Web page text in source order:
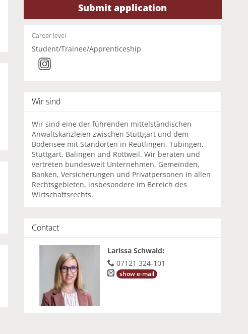
Submit application
Career level
Student/Trainee/Apprenticeship
Wir sind
Wir sind eine der führenden mittelständischen
Anwaltskanzleien zwischen Stuttgart und dem
Bodensee mit Standorten in Reutlingen, Tübingen,
Stuttgart, Balingen und Rottweil. Wir beraten und
vertreten bundesweit Unternehmen, Gemeinden,
Banken, Versicherungen und Privatpersonen in allen
Rechtsgebieten, insbesondere im Bereich des
Wirtschaftsrechts.
Contact
Larissa Schwald:
07121 324-101
show e-mail